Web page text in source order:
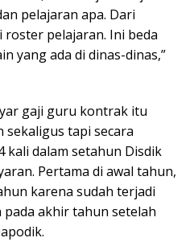
pelajaran apa. Dari
pelajaran. Ini beda
yang ada di dinas-dinas,”
gaji guru kontrak itu
sekaligus tapi secara
kali dalam setahun Disdik
Pertama di awal tahun,
karena sudah terjadi
akhir tahun setelah